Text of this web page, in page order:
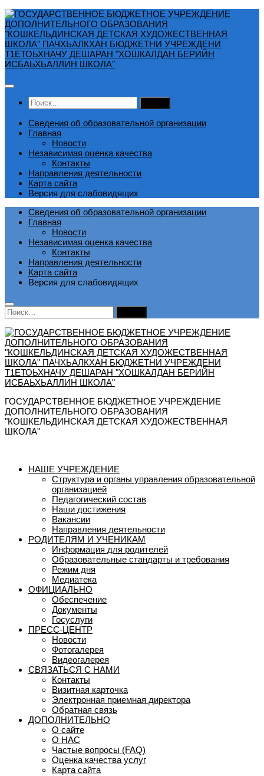
Перейти
к
содержимому
Найти:
Сведения об образовательной организации
Главная
Новости
Независимая оценка качества
Контакты
Направления деятельности
Карта сайта
Версия для слабовидящих
Сведения об образовательной организации
Главная
Новости
Независимая оценка качества
Контакты
Направления деятельности
Карта сайта
Версия для слабовидящих
Найти:
ГОСУДАРСТВЕННОЕ БЮДЖЕТНОЕ УЧРЕЖДЕНИЕ
ДОПОЛНИТЕЛЬНОГО ОБРАЗОВАНИЯ
"КОШКЕЛЬДИНСКАЯ ДЕТСКАЯ ХУДОЖЕСТВЕННАЯ
ШКОЛА"
НАШЕ УЧРЕЖДЕНИЕ
Структура и органы управления образовательной
организацией
Педагогический состав
Наши достижения
Вакансии
Направления деятельности
РОДИТЕЛЯМ И УЧЕНИКАМ
Информация для родителей
Образовательные стандарты и требования
Режим дня
Медиатека
ОФИЦИАЛЬНО
Обеспечение
Документы
Госуслуги
ПРЕСС-ЦЕНТР
Новости
Фотогалерея
Видеогалерея
СВЯЗАТЬСЯ С НАМИ
Контакты
Визитная карточка
Электронная приемная директора
Обратная связь
ДОПОЛНИТЕЛЬНО
О сайте
О НАС
Частые вопросы (FAQ)
Оценка качества услуг
Карта сайта